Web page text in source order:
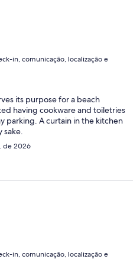
in, comunicação, localização e
its purpose for a beach
having cookware and toiletries
parking. A curtain in the kitchen
sake.
de 2026
in, comunicação, localização e